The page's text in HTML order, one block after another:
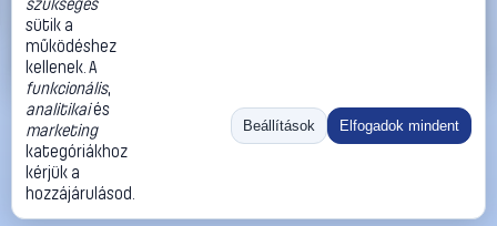
33 990 Ft
Kosárba
«
Ugrás:
Méret:
Rendezés:
©2026
ThermoScope
ÁSZF
Cégbemutató
szükséges
sütik a
működéshez
kellenek. A
funkcionális,
analitikaiés
marketing
kategóriákhoz
kérjük a
hozzájárulásod.
Beállítások Elfogadok mindent